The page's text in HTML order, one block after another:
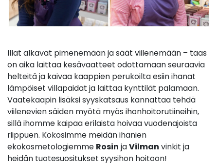
Illat alkavat pimenemään ja säät viilenemään – taas
on aika laittaa kesävaatteet odottamaan seuraavia
helteitä ja kaivaa kaappien perukoilta esiin ihanat
lämpöiset villapaidat ja laittaa kynttilät palamaan.
Vaatekaapin lisäksi syyskatsaus kannattaa tehdä
viilenevien säiden myötä myös ihonhoitorutiineihin,
sillä ihomme kaipaa erilaista hoivaa vuodenajoista
riippuen. Kokosimme meidän ihanien
ekokosmetologiemme Rosin jaVilman vinkit ja
heidän tuotesuositukset syysihon hoitoon!